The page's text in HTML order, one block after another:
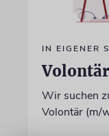
IN EIGENER
Wir suchen
Volontär (m/